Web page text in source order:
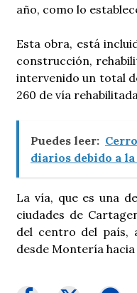
año, como lo
Esta obra, está
construcción,
intervenido un total
260 de vía
Puedes leer:
diarios debido a
La vía, que es una
ciudades de
del centro del país,
desde Montería